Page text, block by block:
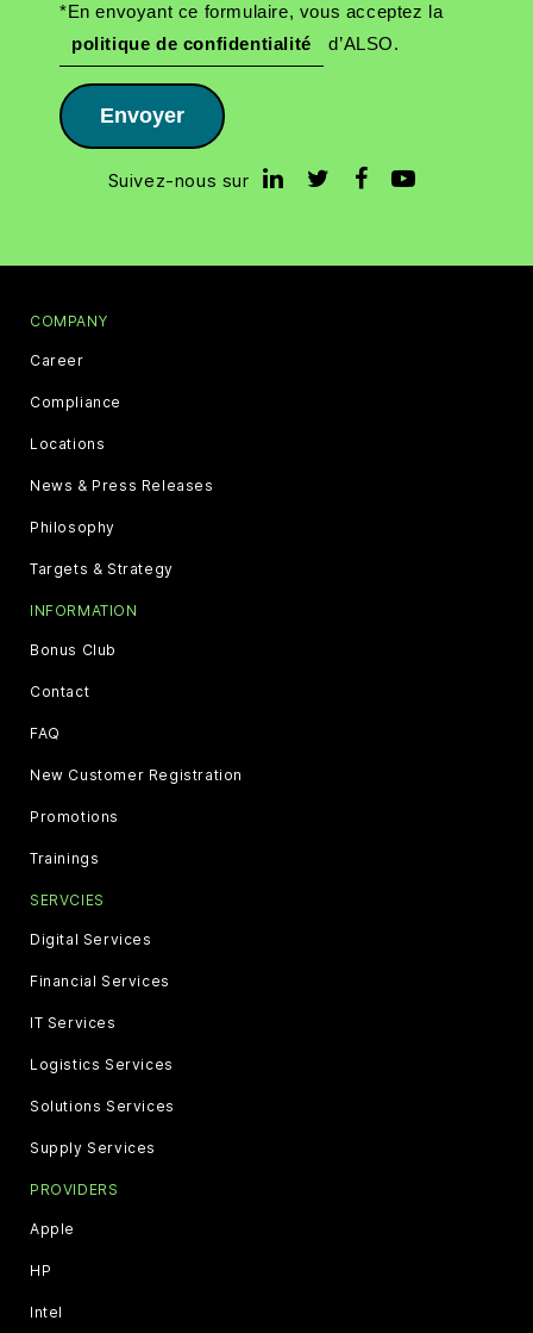
*En envoyant ce formulaire, vous acceptez la
politique de confidentialité
d’ALSO.
Envoyer
Suivez-nous sur
COMPANY
Career
Compliance
Locations
News & Press Releases
Philosophy
Targets & Strategy
INFORMATION
Bonus Club
Contact
FAQ
New Customer Registration
Promotions
Trainings
SERVCIES
Digital Services
Financial Services
IT Services
Logistics Services
Solutions Services
Supply Services
PROVIDERS
Apple
HP
Intel